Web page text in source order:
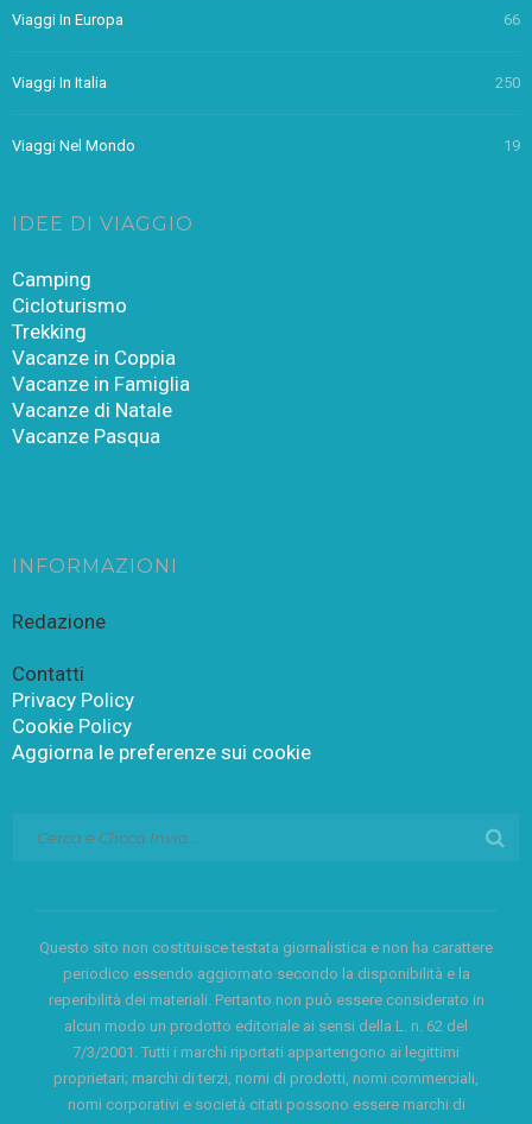
Viaggi In Europa 66
Viaggi In Italia 250
Viaggi Nel Mondo 19
IDEE DI VIAGGIO
Camping
Cicloturismo
Trekking
Vacanze in Coppia
Vacanze in Famiglia
Vacanze di Natale
Vacanze Pasqua
INFORMAZIONI
Redazione
Contatti
Privacy Policy
Cookie Policy
Aggiorna le preferenze sui cookie
Questo sito non costituisce testata giornalistica e non ha carattere
periodico essendo aggiornato secondo la disponibilità e la
reperibilità dei materiali. Pertanto non può essere considerato in
alcun modo un prodotto editoriale ai sensi della L. n. 62 del
7/3/2001. Tutti i marchi riportati appartengono ai legittimi
proprietari; marchi di terzi, nomi di prodotti, nomi commerciali,
nomi corporativi e società citati possono essere marchi di